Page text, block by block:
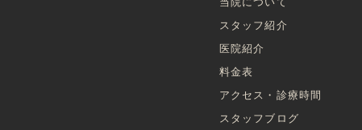
スタッフ紹介
医院紹介
料金表
アクセス・診療時間
スタッフブログ